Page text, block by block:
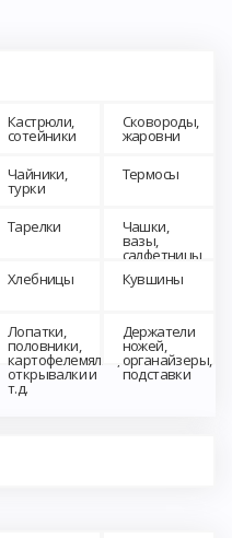
Кастрюли,
сотейники
Сковороды,
жаровни
Чайники,
турки
Термосы
Тарелки Чашки,
вазы,
салфетницы,
конфетницы
Хлебницы Кувшины
Лопатки,
половники,
картофелемялки,
открывалки и
т.д.
Держатели
ножей,
органайзеры,
подставки